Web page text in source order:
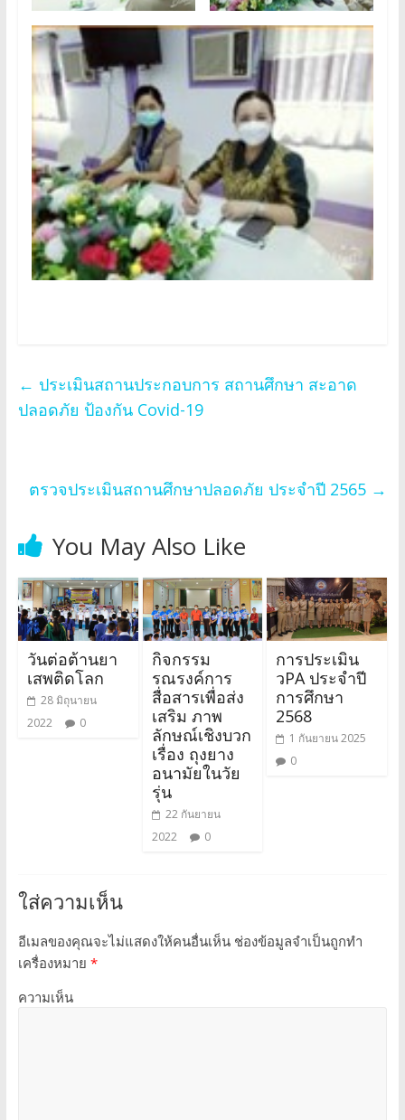
← ประเมินสถานประกอบการ สถานศึกษา สะอาด
ปลอดภัย ป้องกัน Covid-19
ตรวจประเมินสถานศึกษาปลอดภัย ประจำปี 2565 →
You May Also Like
วันต่อต้านยา
เสพติดโลก
28 มิถุนายน
2022
0
กิจกรรม
รณรงค์การ
สื่อสารเพื่อส่ง
เสริม ภาพ
ลักษณ์เชิงบวก
เรื่อง ถุงยาง
อนามัยในวัย
รุ่น
22 กันยายน
2022
0
การประเมิน
วPA ประจำปี
การศึกษา
2568
1 กันยายน 2025
0
ใส่ความเห็น
อีเมลของคุณจะไม่แสดงให้คนอื่นเห็นช่องข้อมูลจำเป็นถูกทำ
เครื่องหมาย *
ความเห็น